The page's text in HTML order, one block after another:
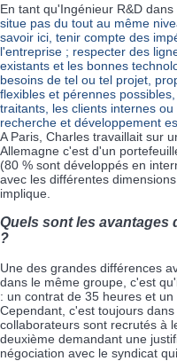
En tant qu'Ingénieur R&D dans
situe pas du tout au même
savoir ici, tenir compte des
l'entreprise ; respecter des
existants et les bonnes
besoins de tel ou tel projet,
flexibles et pérennes
traitants, les clients internes
recherche et développement
A Paris, Charles travaillait sur
Allemagne c'est d'un
(80 % sont développés en
avec les différentes
implique.
Quels sont les avantages
?
Une des grandes différences
dans le même groupe, c'est
: un contrat de 35 heures et un
Cependant, c'est toujours
collaborateurs sont recrutés à
deuxième demandant une
négociation avec le syndicat